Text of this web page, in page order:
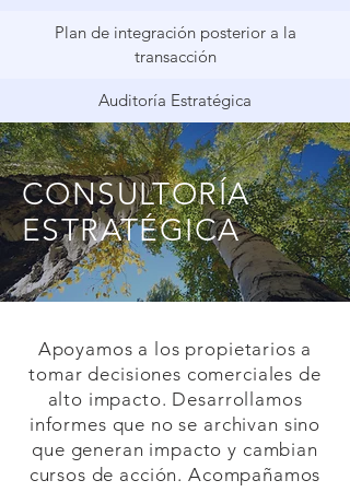
Plan de integración posterior a la
transacción
Auditoría Estratégica
CONSULTORÍA
ESTRATÉGICA
Apoyamos a los propietarios a
tomar decisiones comerciales de
alto impacto. Desarrollamos
informes que no se archivan sino
que generan impacto y cambian
cursos de acción. Acompañamos